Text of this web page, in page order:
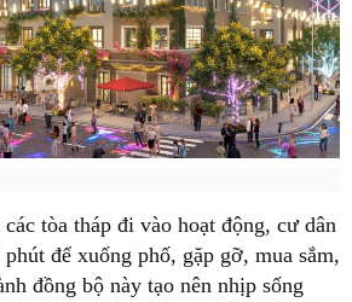
tòa tháp đi vào hoạt động, cư dân
để xuống phố, gặp gỡ, mua sắm,
đồng bộ này tạo nên nhịp sống